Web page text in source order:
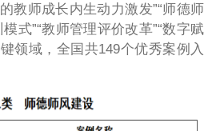
教师成长内生动力激发”“师德师
式”“教师管理评价改革”“数字赋
领域，全国共149个优秀案例入